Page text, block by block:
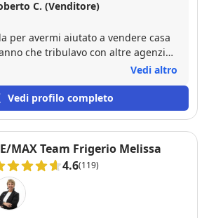
C. (Venditore)
per avermi aiutato a vendere casa
che tribulavo con altre agenzie.
in meno di 2 mesi ed è riuscita a
Vedi altro
Vedi profilo completo
MAX Team Frigerio Melissa
4.6(119)